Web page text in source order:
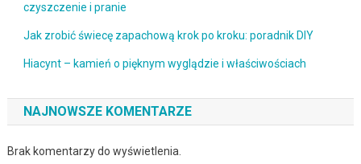
czyszczenie i pranie
Jak zrobić świecę zapachową krok po kroku: poradnik DIY
Hiacynt – kamień o pięknym wyglądzie i właściwościach
NAJNOWSZE KOMENTARZE
Brak komentarzy do wyświetlenia.